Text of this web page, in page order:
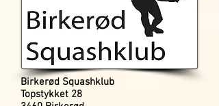
Birkerød Squashklub
Topstykket 28